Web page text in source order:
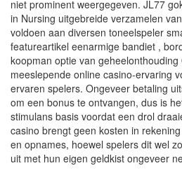
niet prominent weergegeven. JL77
in Nursing uitgebreide verzamelen
voldoen aan diversen toneelspeler
featureartikel eenarmige bandiet ,
koopman optie van
meeslepende online casino-ervaring
ervaren spelers. Ongeveer betaling
om een ​​bonus te ontvangen, dus is
stimulans basis voordat een drol
casino brengt geen kosten in
en opnames, hoewel spelers dit wel
uit met hun eigen geldkist ongeveer